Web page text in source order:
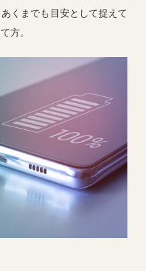
くまでも目安として捉えて
方。